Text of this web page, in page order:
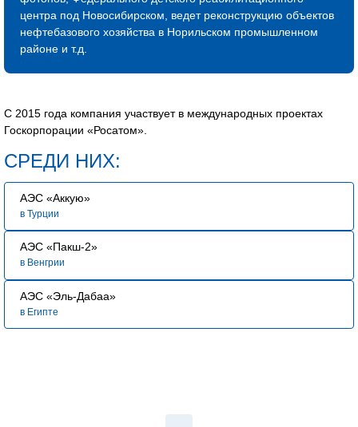
количества объектов сегодня мы нуждаемся
в специалистах, знающих свое дело и готовых вместе
строить сложные промышленные объекты.
Мы будем рады видеть Вас в нашей команде!
центра под Новосибирском, ведет реконструкцию объектов
нефтебазового хозяйства в Норильском промышленном
районе и т.д.
С 2015 года компания участвует в международных проектах
Госкорпорации «Росатом».
СРЕДИ НИХ:
АЭС «Аккую»
в Турции
АЭС «Пакш-2»
в Венгрии
АЭС «Эль-Дабаа»
в Египте